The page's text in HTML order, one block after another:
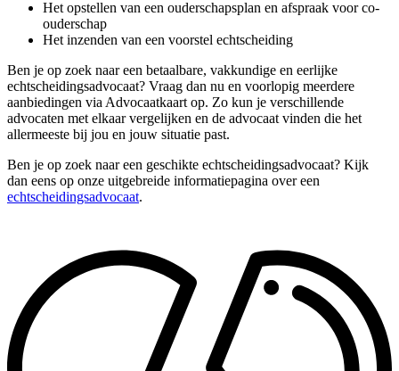
Het opstellen van een ouderschapsplan en afspraak voor co-
ouderschap
Het inzenden van een voorstel echtscheiding
Ben je op zoek naar een betaalbare, vakkundige en eerlijke
echtscheidingsadvocaat? Vraag dan nu en voorlopig meerdere
aanbiedingen via Advocaatkaart op. Zo kun je verschillende
advocaten met elkaar vergelijken en de advocaat vinden die het
allermeeste bij jou en jouw situatie past.
Ben je op zoek naar een geschikte echtscheidingsadvocaat? Kijk
dan eens op onze uitgebreide informatiepagina over een
echtscheidingsadvocaat.